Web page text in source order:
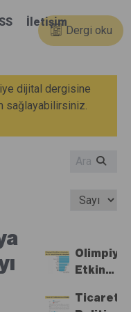
İletişim
Dergi oku
dijital dergisine
sağlayabilirsiniz.
Olimpiyat
Bu Yıl
Ticaret